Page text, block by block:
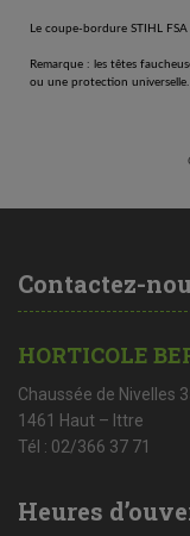
Le coupe-bordure STIHL
Remarque : les têtes
ou une protection universelle.
Contactez-
HORTICOLE
Chaussée de Nivelles
1461 Haut – Ittre
Tél : 02/366 37 71
Heures